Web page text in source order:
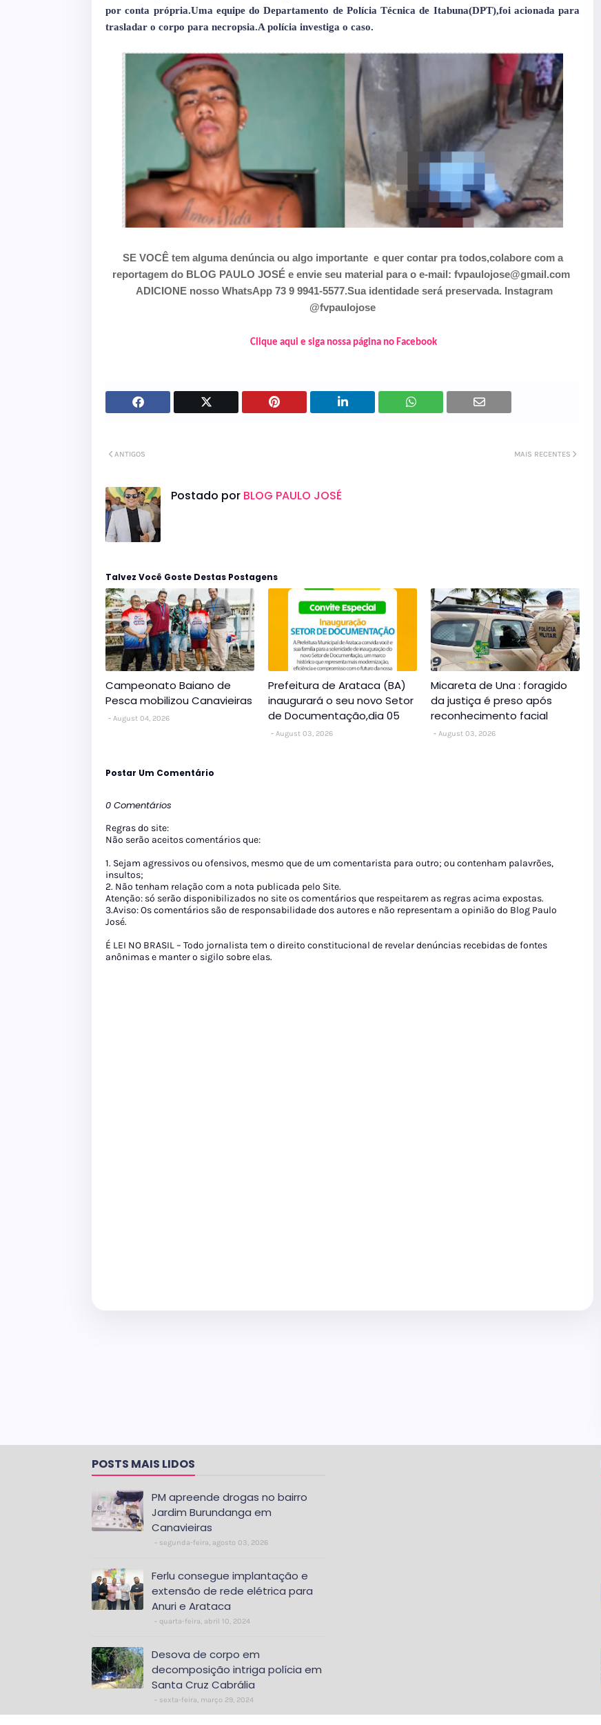
por conta própria.Uma equipe do Departamento de Polícia Técnica de Itabuna(DPT),foi acionada para
trasladar o corpo para necropsia.A polícia investiga o caso.
SE VOCÊ tem alguma denúncia ou algo importante e quer contar pra todos,colabore com a
reportagem do BLOG PAULO JOSÉ e envie seu material para o e-mail: fvpaulojose@gmail.com
ADICIONE nosso WhatsApp 73 9 9941-5577.Sua identidade será preservada. Instagram
@fvpaulojose
Clique aqui e siga nossa página no Facebook
MAIS RECENTES
ANTIGOS
Postado por BLOG PAULO JOSÉ
Talvez Você Goste Destas Postagens
Campeonato Baiano de
Pesca mobilizou Canavieiras
August 04, 2026
Prefeitura de Arataca (BA)
inaugurará o seu novo Setor
de Documentação,dia 05
August 03, 2026
Micareta de Una : foragido
da justiça é preso após
reconhecimento facial
August 03, 2026
Postar Um Comentário
0 Comentários
Regras do site:
Não serão aceitos comentários que:
1. Sejam agressivos ou ofensivos, mesmo que de um comentarista para outro; ou contenham palavrões,
insultos;
2. Não tenham relação com a nota publicada pelo Site.
Atenção: só serão disponibilizados no site os comentários que respeitarem as regras acima expostas.
3.Aviso: Os comentários são de responsabilidade dos autores e não representam a opinião do Blog Paulo
José.
É LEI NO BRASIL – Todo jornalista tem o direito constitucional de revelar denúncias recebidas de fontes
anônimas e manter o sigilo sobre elas.
POSTS MAIS LIDOS
PM apreende drogas no bairro
Jardim Burundanga em
Canavieiras
segunda-feira, agosto 03, 2026
Ferlu consegue implantação e
extensão de rede elétrica para
Anuri e Arataca
quarta-feira, abril 10, 2024
Desova de corpo em
decomposição intriga polícia em
Santa Cruz Cabrália
sexta-feira, março 29, 2024